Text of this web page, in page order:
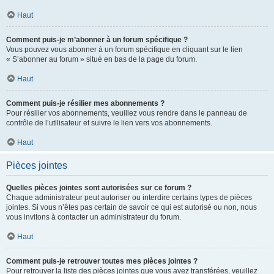
Haut
Comment puis-je m’abonner à un forum spécifique ?
Vous pouvez vous abonner à un forum spécifique en cliquant sur le lien
« S’abonner au forum » situé en bas de la page du forum.
Haut
Comment puis-je résilier mes abonnements ?
Pour résilier vos abonnements, veuillez vous rendre dans le panneau de
contrôle de l’utilisateur et suivre le lien vers vos abonnements.
Haut
Pièces jointes
Quelles pièces jointes sont autorisées sur ce forum ?
Chaque administrateur peut autoriser ou interdire certains types de pièces
jointes. Si vous n’êtes pas certain de savoir ce qui est autorisé ou non, nous
vous invitons à contacter un administrateur du forum.
Haut
Comment puis-je retrouver toutes mes pièces jointes ?
Pour retrouver la liste des pièces jointes que vous avez transférées, veuillez